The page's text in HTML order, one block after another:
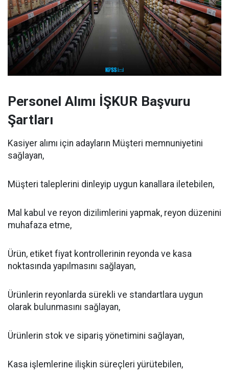
Personel Alımı İŞKUR Başvuru
Şartları
Kasiyer alımı için adayların Müşteri memnuniyetini
sağlayan,
Müşteri taleplerini dinleyip uygun kanallara iletebilen,
Mal kabul ve reyon dizilimlerini yapmak, reyon düzenini
muhafaza etme,
Ürün, etiket fiyat kontrollerinin reyonda ve kasa
noktasında yapılmasını sağlayan,
Ürünlerin reyonlarda sürekli ve standartlara uygun
olarak bulunmasını sağlayan,
Ürünlerin stok ve sipariş yönetimini sağlayan,
Kasa işlemlerine ilişkin süreçleri yürütebilen,